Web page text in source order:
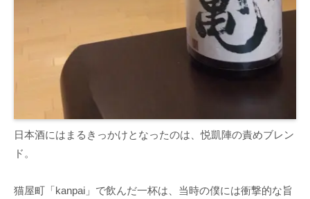
日本酒にはまるきっかけとなったのは、悦凱陣の責めブレン
ド。
猫屋町「kanpai」で飲んだ一杯は、当時の僕には衝撃的な旨